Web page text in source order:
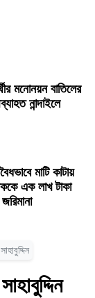
মনোনয়ন বাতিলের
নান্দাইলে
মাটি কাটায়
এক লাখ টাকা
জরিমানা